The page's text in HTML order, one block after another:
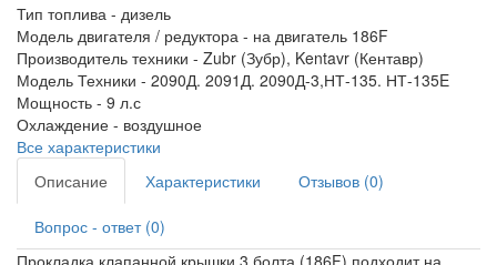
Тип топлива - дизель
Модель двигателя / редуктора - на двигатель 186F
Производитель техники - Zubr (Зубр), Kentavr (Кентавр)
Модель Техники - 2090Д. 2091Д. 2090Д-3,НТ-135. НТ-135E
Мощность - 9 л.с
Охлаждение - воздушное
Все характеристики
Описание
Характеристики Отзывов (0)
Вопрос - ответ (0)
Прокладка клапанной крышки 3 болта (186F) подходит на